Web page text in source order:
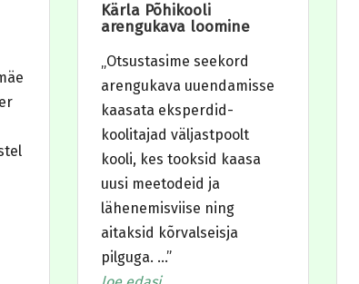
Kärla Põhikooli
arengukava loomine
„Otsustasime seekord
arengukava uuendamisse
kaasata eksperdid-
koolitajad väljastpoolt
kooli, kes tooksid kaasa
uusi meetodeid ja
lähenemisviise ning
aitaksid kõrvalseisja
pilguga. …”